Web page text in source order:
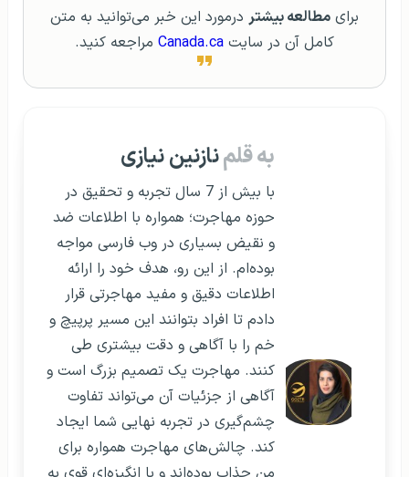
برای مطالعه بیشتر درمورد این خبر می‌توانید به متن
کامل آن در سایت Canada.ca مراجعه کنید.
به قلمنازنین نیازی
با بیش از 7 سال تجربه و تحقیق در
حوزه مهاجرت؛ همواره با اطلاعات ضد
و نقیض بسیاری در وب فارسی مواجه
بوده‌ام. از این رو، هدف خود را ارائه
اطلاعات دقیق و مفید مهاجرتی قرار
دادم تا افراد بتوانند این مسیر پرپیچ و
خم را با آگاهی و دقت بیشتری طی
کنند. مهاجرت یک تصمیم بزرگ است و
آگاهی از جزئیات آن می‌تواند تفاوت
چشم‌گیری در تجربه نهایی شما ایجاد
کند. چالش‌های مهاجرت همواره برای